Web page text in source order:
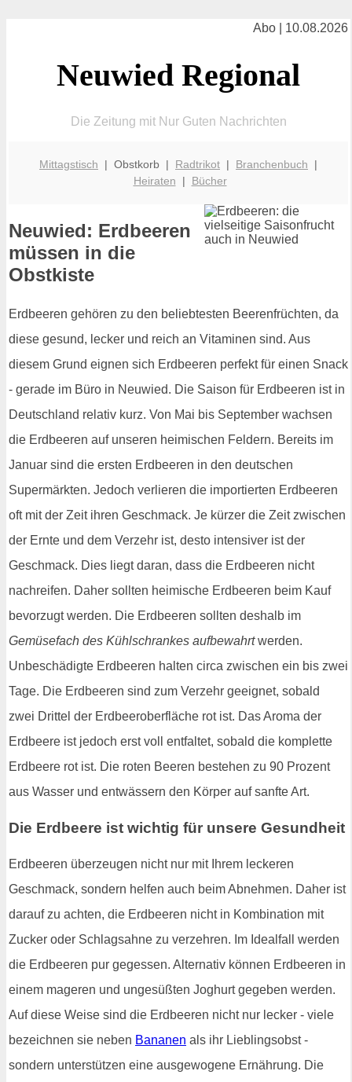
Abo | 10.08.2026
Neuwied Regional
Die Zeitung mit Nur Guten Nachrichten
Mittagstisch | Obstkorb | Radtrikot | Branchenbuch |
Heiraten | Bücher
Neuwied: Erdbeeren
müssen in die
Obstkiste
Erdbeeren gehören zu den beliebtesten Beerenfrüchten, da
diese gesund, lecker und reich an Vitaminen sind. Aus
diesem Grund eignen sich Erdbeeren perfekt für einen Snack
- gerade im Büro in Neuwied. Die Saison für Erdbeeren ist in
Deutschland relativ kurz. Von Mai bis September wachsen
die Erdbeeren auf unseren heimischen Feldern. Bereits im
Januar sind die ersten Erdbeeren in den deutschen
Supermärkten. Jedoch verlieren die importierten Erdbeeren
oft mit der Zeit ihren Geschmack. Je kürzer die Zeit zwischen
der Ernte und dem Verzehr ist, desto intensiver ist der
Geschmack. Dies liegt daran, dass die Erdbeeren nicht
nachreifen. Daher sollten heimische Erdbeeren beim Kauf
bevorzugt werden. Die Erdbeeren sollten deshalb im
Gemüsefach des Kühlschrankes aufbewahrtwerden.
Unbeschädigte Erdbeeren halten circa zwischen ein bis zwei
Tage. Die Erdbeeren sind zum Verzehr geeignet, sobald
zwei Drittel der Erdbeeroberfläche rot ist. Das Aroma der
Erdbeere ist jedoch erst voll entfaltet, sobald die komplette
Erdbeere rot ist. Die roten Beeren bestehen zu 90 Prozent
aus Wasser und entwässern den Körper auf sanfte Art.
Die Erdbeere ist wichtig für unsere Gesundheit
Erdbeeren überzeugen nicht nur mit Ihrem leckeren
Geschmack, sondern helfen auch beim Abnehmen. Daher ist
darauf zu achten, die Erdbeeren nicht in Kombination mit
Zucker oder Schlagsahne zu verzehren. Im Idealfall werden
die Erdbeeren pur gegessen. Alternativ können Erdbeeren in
einem mageren und ungesüßten Joghurt gegeben werden.
Auf diese Weise sind die Erdbeeren nicht nur lecker - viele
bezeichnen sie neben Bananen als ihr Lieblingsobst -
sondern unterstützen eine ausgewogene Ernährung. Die